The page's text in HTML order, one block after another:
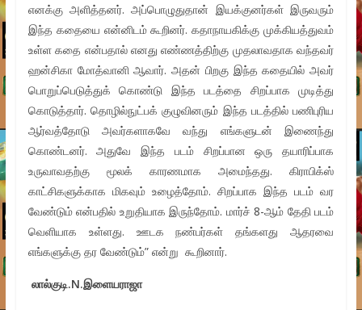
எனக்கு அளித்தனர். அப்பொழுதுதான் இயக்குனர்கள் இருவரும்
இந்த கதையை என்னிடம் கூறினர். கதாநாயகிக்கு முக்கியத்துவம்
உள்ள கதை என்பதால் எனது எண்ணத்திற்கு முதலாவதாக வந்தவர்
ஹன்சிகா மோத்வானி ஆவார். அதன் பிறகு இந்த கதையில் அவர்
பொறுப்பெடுத்துக் கொண்டு இந்த படத்தை சிறப்பாக முடித்து
கொடுத்தார். தொழில்நுட்பக் குழுவினரும் இந்த படத்தில் பணிபுரிய
ஆர்வத்தோடு அவர்களாகவே வந்து எங்களுடன் இணைந்து
கொண்டனர். அதுவே இந்த படம் சிறப்பான ஒரு தயாரிப்பாக
உருவாவதற்கு மூலக் காரணமாக அமைந்தது. கிராபிக்ஸ்
காட்சிகளுக்காக மிகவும் உழைத்தோம். சிறப்பாக இந்த படம் வர
வேண்டும் என்பதில் உறுதியாக இருந்தோம். மார்ச் 8-ஆம் தேதி படம்
வெளியாக உள்ளது. ஊடக நண்பர்கள் தங்களது ஆதரவை
எங்களுக்கு தர வேண்டும்” என்று கூறினார்.
லால்குடி.N.இளையராஜா